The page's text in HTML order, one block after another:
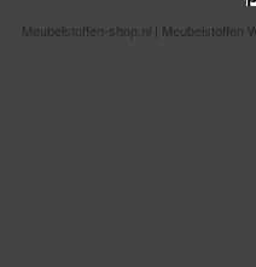
Meubelstoffen-shop.nl | Meubelstoffen